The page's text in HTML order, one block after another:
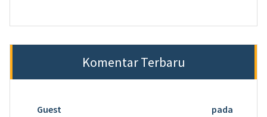
Komentar Terbaru
Guest
pada